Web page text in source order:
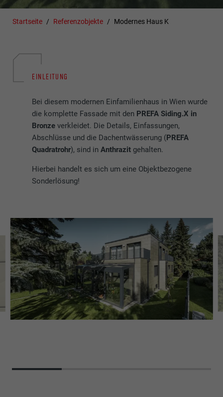
Startseite Referenzobjekte Modernes Haus K
EINLEITUNG
Bei diesem modernen Einfamilienhaus in Wien wurde
die komplette Fassade mit den PREFA Siding.X in
Bronze verkleidet. Die Details, Einfassungen,
Abschlüsse und die Dachentwässerung (PREFA
Quadratrohr), sind inAnthrazit gehalten.
Hierbei handelt es sich um eine Objektbezogene
Sonderlösung!